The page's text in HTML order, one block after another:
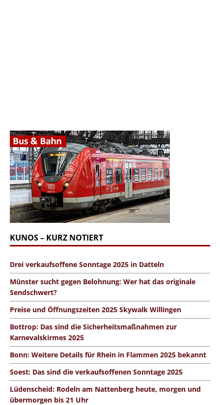
KUNOS – KURZ NOTIERT
Drei verkaufsoffene Sonntage 2025 in Datteln
Münster sucht gegen Belohnung: Wer hat das originale
Sendschwert?
Preise und Öffnungszeiten 2025 Skywalk Willingen
Bottrop: Das sind die Sicherheitsmaßnahmen zur
Karnevalskirmes 2025
Bonn: Weitere Details für Rhein in Flammen 2025 bekannt
Soest: Das sind die verkaufsoffenen Sonntage 2025
Lüdenscheid: Rodeln am Nattenberg heute, morgen und
übermorgen bis 21 Uhr